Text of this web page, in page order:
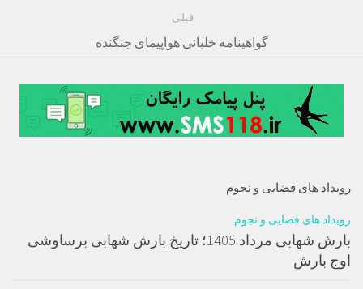
قبلی
گواهینامه خلبانی هواپیمای جنگنده
رویداد های فضایی و نجوم
رویداد های فضایی و نجوم
بارش شهابی مرداد 1405؛ تاریخ بارش شهابی برساوشی
اوج بارش